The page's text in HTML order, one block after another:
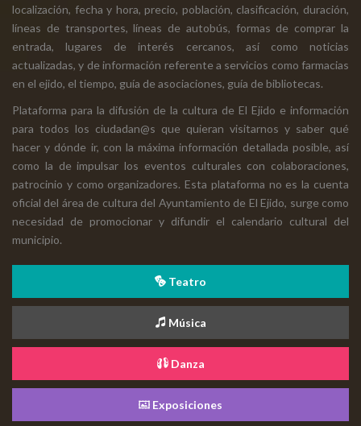
localización, fecha y hora, precio, población, clasificación, duración,
líneas de transportes, líneas de autobús, formas de comprar la
entrada, lugares de interés cercanos, así como noticias
actualizadas, y de información referente a servicios como farmacias
en el ejido, el tiempo, guía de asociaciones, guía de bibliotecas.
Plataforma para la difusión de la cultura de El Ejido e información
para todos los ciudadan@s que quieran visitarnos y saber qué
hacer y dónde ir, con la máxima información detallada posible, así
como la de impulsar los eventos culturales con colaboraciones,
patrocinio y como organizadores. Esta plataforma no es la cuenta
oficial del área de cultura del Ayuntamiento de El Ejido, surge como
necesidad de promocionar y difundir el calendario cultural del
municipio.
Teatro
Música
Danza
Exposiciones